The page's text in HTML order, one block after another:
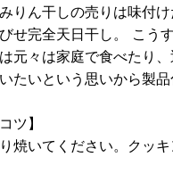
りん干しの売りは味付
せ完全天日干し。 こう
元々は家庭で食べたり
たいという思いから製
ツ】
焼いてください。クッ